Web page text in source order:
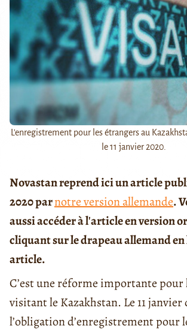
L'enregistrement pour les étrangers au
le 11 janvier 2020.
Novastan reprend ici un article
2020 parnotre version allemande.
aussi accéder à l'article en version
cliquant sur le drapeau allemand
article.
C’est une réforme importante pour
visitant le Kazakhstan. Le 11
l’obligation d’enregistrement pour